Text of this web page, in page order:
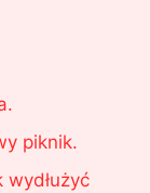
piknik.
wydłużyć